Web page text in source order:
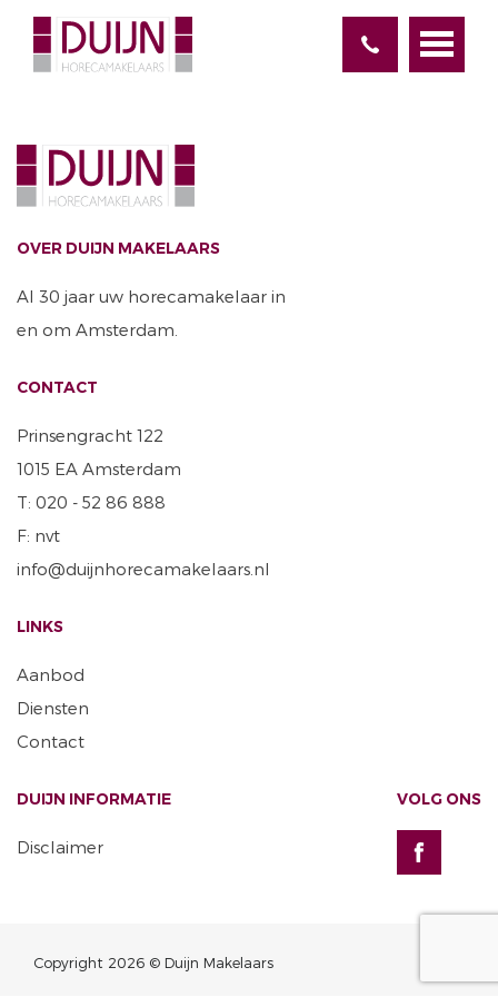
OVER DUIJN MAKELAARS
Al 30 jaar uw horecamakelaar in
en om Amsterdam.
CONTACT
Prinsengracht 122
1015 EA Amsterdam
T: 020 - 52 86 888
F: nvt
info@duijnhorecamakelaars.nl
LINKS
Aanbod
Diensten
Contact
VOLG ONS
DUIJN INFORMATIE
Disclaimer
Copyright 2026 © Duijn Makelaars